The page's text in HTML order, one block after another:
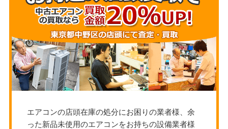
エアコンの店頭在庫の処分にお困りの業者様、余
った新品未使用のエアコンをお持ちの設備業者様